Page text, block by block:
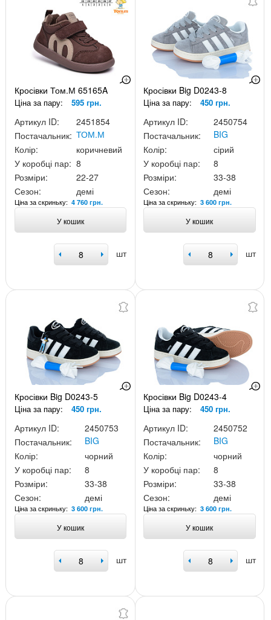
Кросівки Том.М 65165A
Ціна за пару: 595 грн.
Артикул ID:
2451854
Постачальник: ТОМ.М
Колір:
коричневий
У коробці пар: 8
Розміри:
22-27
Сезон:
демі
Ціна за скриньку: 4 760 грн.
У кошик
шт
Кросівки Big D0243-8
Ціна за пару: 450 грн.
Артикул ID:
2450754
Постачальник:
BIG
Колір:
сірий
У коробці пар:
8
Розміри:
33-38
Сезон:
демі
Ціна за скриньку:3 600 грн.
У кошик
шт
Кросівки Big D0243-5
Ціна за пару: 450 грн.
Артикул ID:
2450753
Постачальник:
BIG
Колір:
чорний
У коробці пар:
8
Розміри:
33-38
Сезон:
демі
Ціна за скриньку: 3 600 грн.
У кошик
шт
Кросівки Big D0243-4
Ціна за пару: 450 грн.
Артикул ID:
2450752
Постачальник:
BIG
Колір:
чорний
У коробці пар:
8
Розміри:
33-38
Сезон:
демі
Ціна за скриньку:3 600 грн.
У кошик
шт